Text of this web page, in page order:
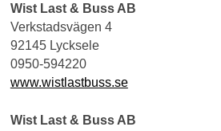
Wist Last & Buss AB
Verkstadsvägen 4
92145 Lycksele
0950-594220
www.wistlastbuss.se
Wist Last & Buss AB